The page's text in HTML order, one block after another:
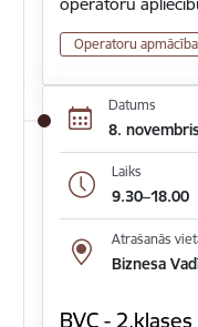
Operatoru apmācība
Datums
8.
Laiks
9.30–18.00
Atrašanās
Biznesa
BVC -